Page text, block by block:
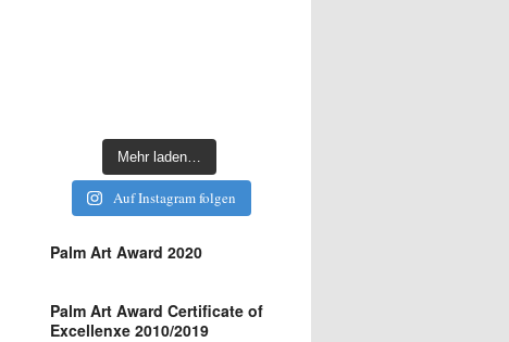
Mehr laden…
Auf Instagram folgen
Palm Art Award 2020
Palm Art Award Certificate of
Excellenxe 2010/2019